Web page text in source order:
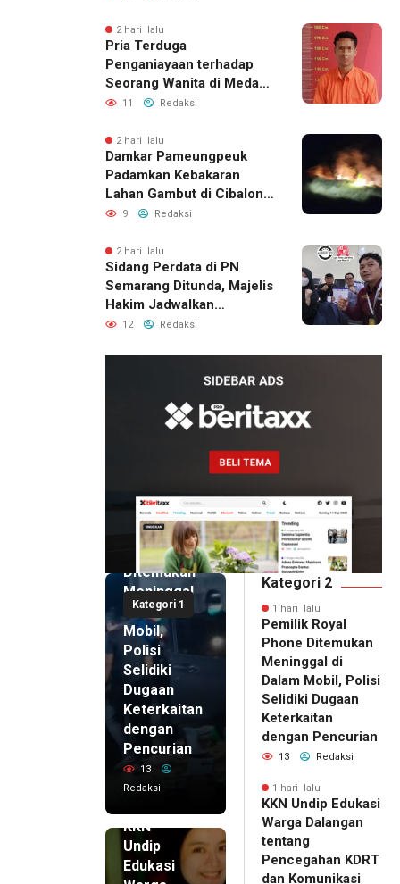
2 hari lalu
Pria Terduga
Penganiayaan terhadap
Seorang Wanita di Medan
Ditangkap Polisi
11 Redaksi
2 hari lalu
Damkar Pameungpeuk
Padamkan Kebakaran
Lahan Gambut di Cibalong,
Permukiman Warga
9 Redaksi
2 hari lalu
Sidang Perdata di PN
Semarang Ditunda, Majelis
Hakim Jadwalkan
Pemanggilan Ulang BPR
12 Redaksi
Kategori 1
1 hari lalu
Pemilik
Royal
Phone
Ditemukan
Meninggal
di Dalam
Mobil,
Polisi
Selidiki
Dugaan
Keterkaitan
dengan
Pencurian
13
Redaksi
KKN
Undip
Edukasi
Kategori 2
1 hari lalu
Pemilik Royal
Phone Ditemukan
Meninggal di
Dalam Mobil, Polisi
Selidiki Dugaan
Keterkaitan
dengan Pencurian
13 Redaksi
1 hari lalu
KKN Undip Edukasi
Warga Dalangan
tentang
Pencegahan KDRT
dan Komunikasi